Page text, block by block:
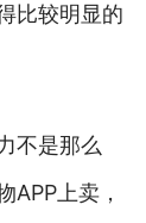
比较明显的
不是那么
APP上卖，